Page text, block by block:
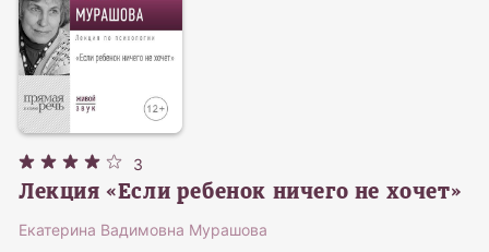
3
Лекция «Если ребенок ничего не хочет»
Екатерина Вадимовна Мурашова